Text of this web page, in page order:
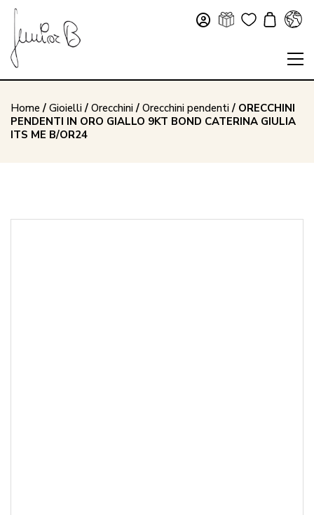
Home / Gioielli/ Orecchini/ Orecchini pendenti/ ORECCHINI
PENDENTI IN ORO GIALLO 9KT BOND CATERINA GIULIA
ITS ME B/OR24